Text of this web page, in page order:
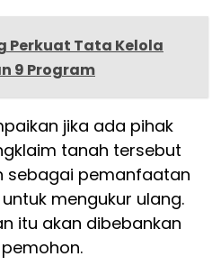
Perkuat Tata Kelola
9 Program
jika ada pihak
tanah tersebut
sebagai pemanfaatan
mengukur ulang.
itu akan dibebankan